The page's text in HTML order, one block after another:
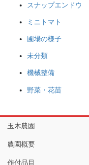
スナップエンドウ
ミニトマト
圃場の様子
未分類
機械整備
野菜・花苗
玉木農園
農園概要
作付品目